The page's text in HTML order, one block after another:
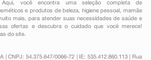
Aqui, você encontra uma seleção completa de
e produtos de beleza, higiene pessoal ,mamãe
mais, para atender suas necessidades de saúde e
ofertas e descubra o cuidado que você merece!
do site.
| CNPJ: 54.375.647/0066-72 | IE: 535.412.860.113 | Rua